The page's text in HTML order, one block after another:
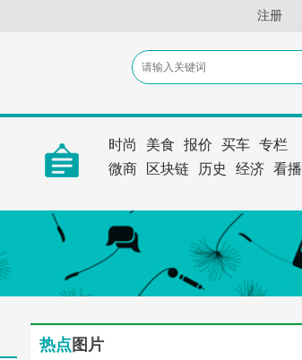
注册
时尚 美食 报价 买车 专栏
微商
区块链 历史 经济 看播
热点 图片